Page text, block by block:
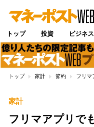
トップ 投資 ビジネス
トップ 家計 節約 フリマ
家計
フリマアプリで